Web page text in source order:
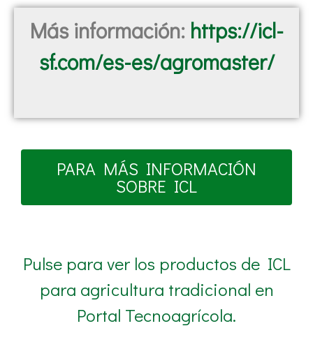
Más información: https://icl-
sf.com/es-es/agromaster/
PARA MÁS INFORMACIÓN
SOBRE ICL
Pulse para ver los productos de ICL
para agricultura tradicional en
Portal Tecnoagrícola.